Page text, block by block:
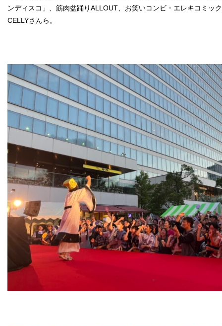
ンディスコ」、筋肉盆踊りALLOUT、お笑いコンビ・エレキコミッ
CELLYさんら。